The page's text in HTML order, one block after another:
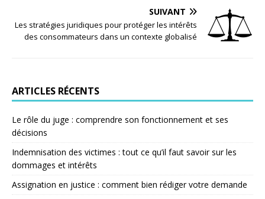
SUIVANT
Les stratégies juridiques pour protéger les intérêts
des consommateurs dans un contexte globalisé
ARTICLES RÉCENTS
Le rôle du juge : comprendre son fonctionnement et ses
décisions
Indemnisation des victimes : tout ce qu’il faut savoir sur les
dommages et intérêts
Assignation en justice : comment bien rédiger votre demande